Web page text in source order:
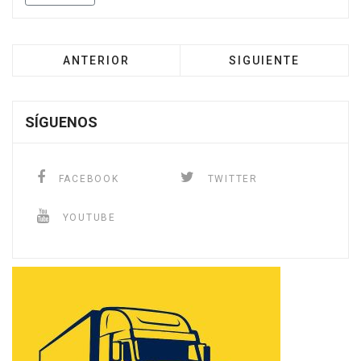
ANTERIOR SIGUIENTE
SÍGUENOS
FACEBOOK TWITTER
YOUTUBE